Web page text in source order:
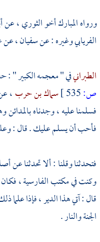
ورواهالمباركأخوالثوري، عن
الفريابيوغيره : عنسفيان، عن
الطبرانيفي " معجمه الكبير " :
ص:
سماك بن حرب،
فسلمنا عليه ، وجدناهبالمدائن
فأحب أن يسلم عليك . قال :
فتحدثنا وقلنا : ألا تحدثنا
وكنت في مكتب الفارسية ،
قال : آتي هذا الدير ، فإذا
الجنة والنار .